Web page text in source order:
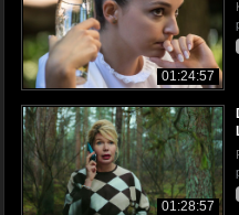
01:24:57
01:28:57